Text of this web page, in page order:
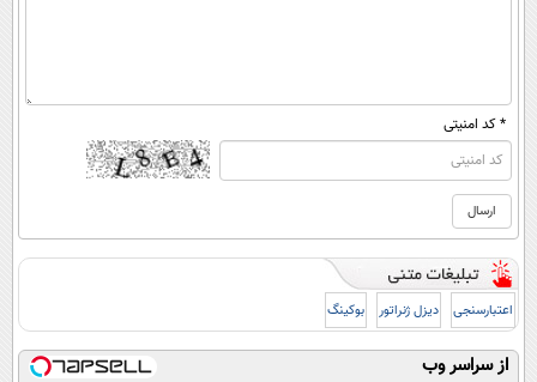
* کد امنیتی
اعتبارسنجی دیزل ژنراتور بوکینگ
از سراسر وب